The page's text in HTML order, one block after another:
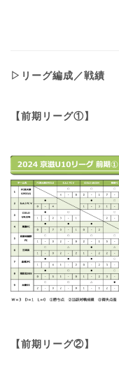
▷リーグ編成／戦績
【前期リーグ①】
【前期リーグ②】